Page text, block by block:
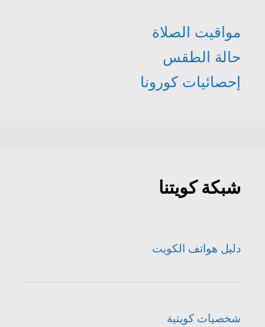
مواقيت الصلاة
حالة الطقس
إحصائيات كورونا
شبكة كويتنا
دليل هواتف الكويت
شخصيات كويتية